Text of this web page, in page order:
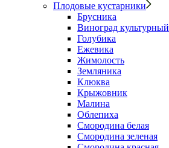
Плодовые кустарники
Брусника
Виноград культурный
Голубика
Ежевика
Жимолость
Земляника
Клюква
Крыжовник
Малина
Облепиха
Смородина белая
Смородина зеленая